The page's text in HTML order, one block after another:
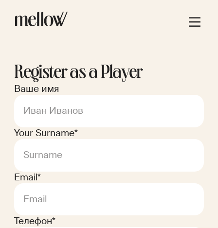
Register as a Player
Ваше имя
Иван Иванов
Your Surname*
Surname
Email*
Email
Телефон*